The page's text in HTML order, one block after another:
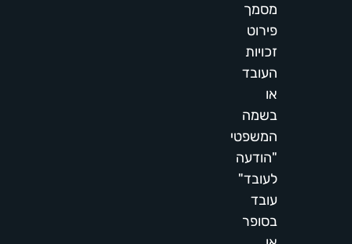
מסמך
פירוט
זכויות
העובד
או
בשמה
המשפטי
"הודעה
לעובד"
עובד
בסופר